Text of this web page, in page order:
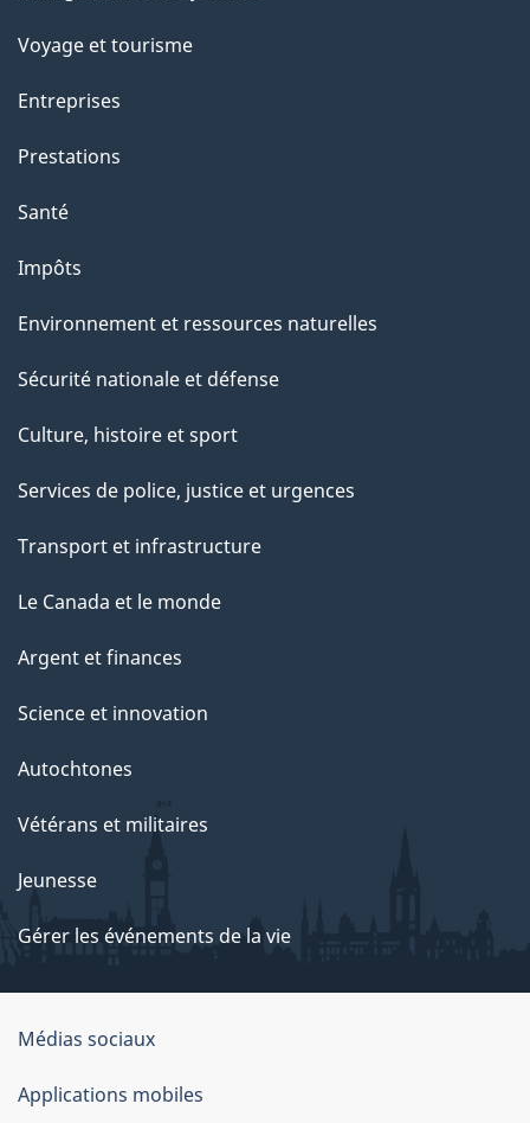
r
e
t
e
p
g
e
Voyage et tourisme
Entreprises
Prestations
Santé
Impôts
Environnement et ressources naturelles
Sécurité nationale et défense
Culture, histoire et sport
Services de police, justice et urgences
Transport et infrastructure
Le Canada et le monde
Argent et finances
Science et innovation
Autochtones
Vétérans et militaires
Jeunesse
Gérer les événements de la vie
Organisation
du
Médias sociaux
Applications mobiles